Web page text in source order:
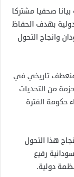
صحفيا مشتركا
دولة ومنظمة دولية بهدف الحفاظ
وانجاح التحول
بمنعطف تاريخي في
من التحديات
حكومة الفترة
هذا التحول
رفيع